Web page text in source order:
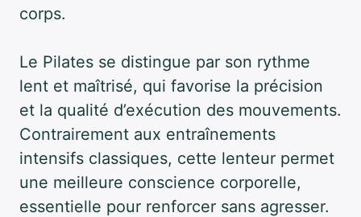
corps.
Le Pilates se distingue par son rythme
lent et maîtrisé, qui favorise la précision
et la qualité d’exécution des mouvements.
Contrairement aux entraînements
intensifs classiques, cette lenteur permet
une meilleure conscience corporelle,
essentielle pour renforcer sans agresser.